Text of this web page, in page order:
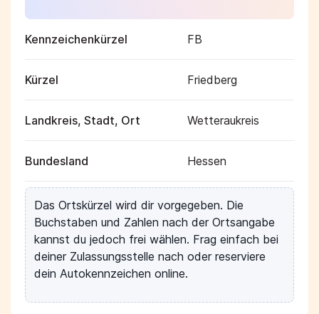
Kennzeichenkürzel FB
Kürzel Friedberg
Landkreis, Stadt, Ort Wetteraukreis
Bundesland Hessen
Das Ortskürzel wird dir vorgegeben. Die
Buchstaben und Zahlen nach der Ortsangabe
kannst du jedoch frei wählen. Frag einfach bei
deiner Zulassungsstelle nach oder reserviere
dein Autokennzeichen online.